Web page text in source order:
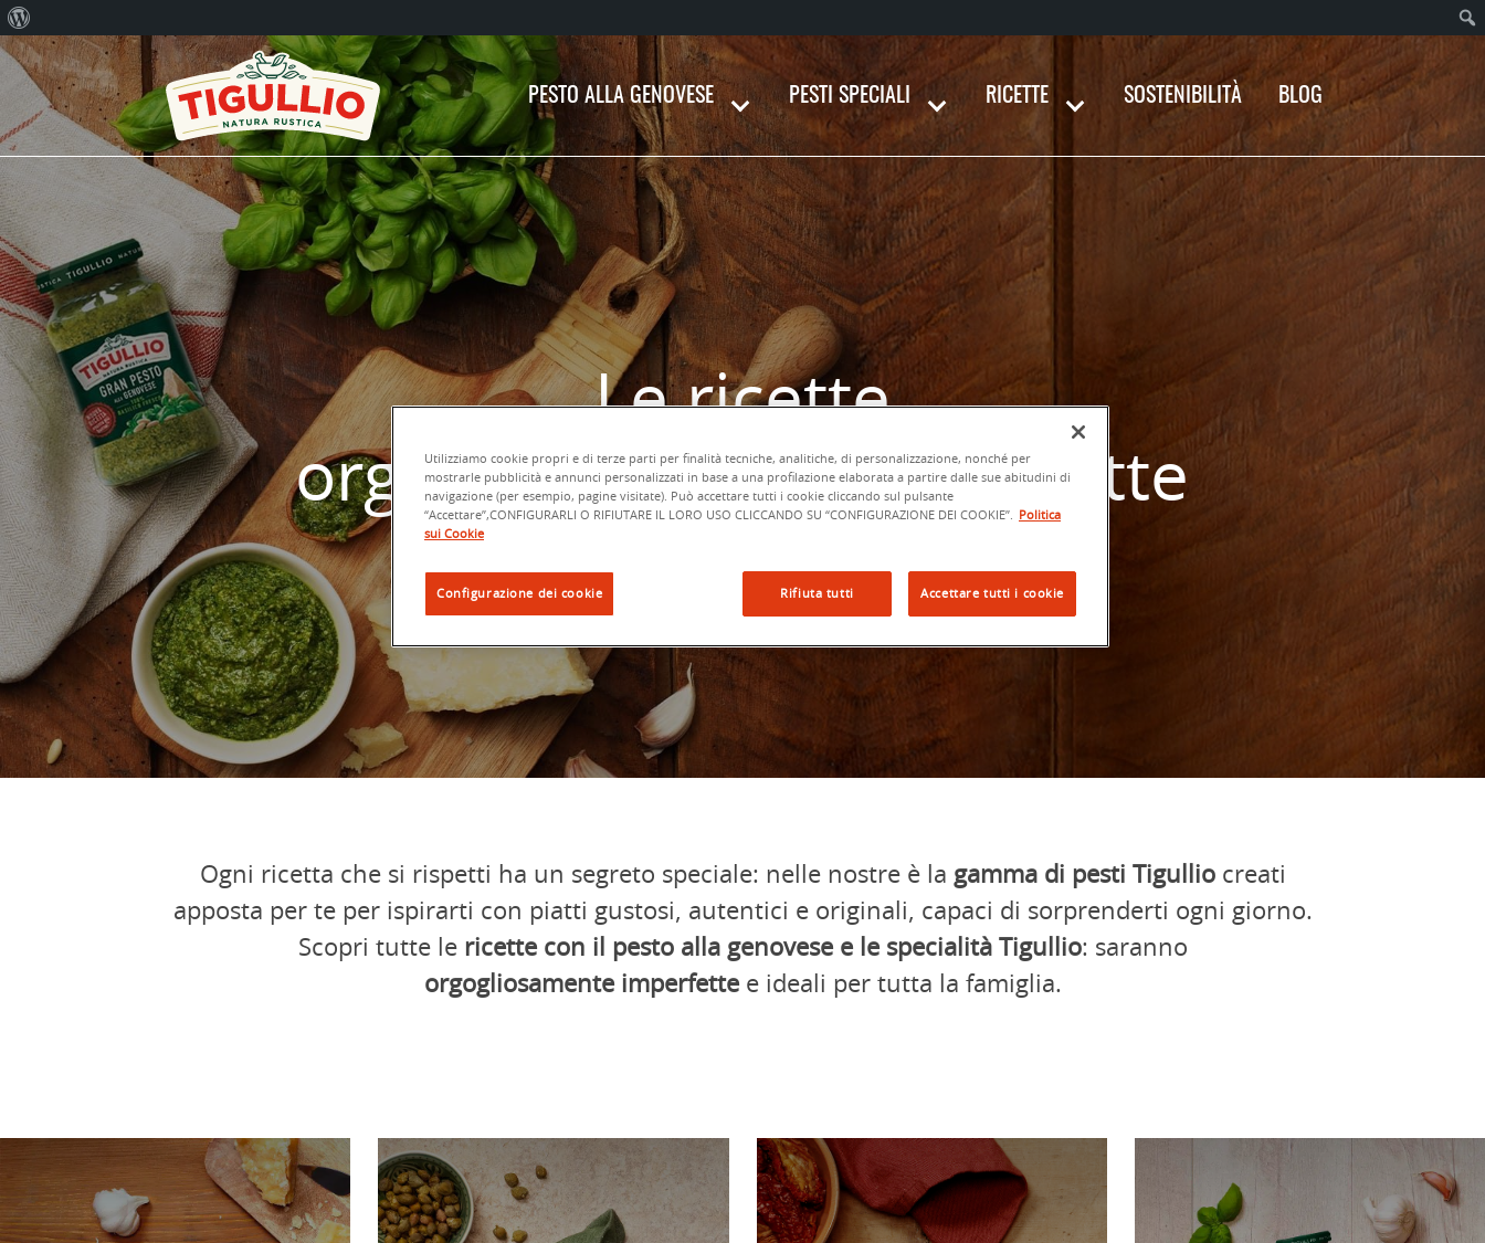
PESTO ALLA GENOVESE PESTI SPECIALI RICETTE SOSTENIBILITÀ BLOG
Le ricette
orgogliosamente imperfette
Ogni ricetta che si rispetti ha un segreto speciale: nelle nostre è la gamma di pesti Tigulliocreati
apposta per te per ispirarti con piatti gustosi, autentici e originali, capaci di sorprenderti ogni giorno.
Scopri tutte le ricette con il pesto alla genovese e le specialità Tigullio: saranno
orgogliosamenteimperfettee ideali per tutta la famiglia.
su
WordPress
Utilizziamo cookie propri e di terze parti per finalità tecniche, analitiche, di personalizzazione, nonché per
mostrarle pubblicità e annunci personalizzati in base a una profilazione elaborata a partire dalle sue abitudini di
navigazione (per esempio, pagine visitate). Può accettare tutti i cookie cliccando sul pulsante
“Accettare”,CONFIGURARLI O RIFIUTARE IL LORO USO CLICCANDO SU “CONFIGURAZIONE DEI COOKIE”.
Politica
sui Cookie
Rifiuta tutti Accettare tutti i cookie
Configurazione dei cookie